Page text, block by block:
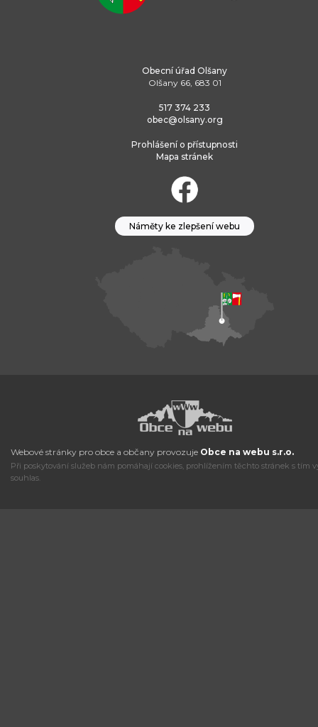
Obecní úřad Olšany
Olšany 66, 683 01
517 374 233
obec@olsany.org
Prohlášení o přístupnosti
Mapa stránek
Náměty ke zlepšení webu
Webové stránky pro obce a občany provozuje Obce na webu s.r.o.
Při poskytování služeb nám pomáhají cookies, prohlížením těchto stránek s tím
souhlas.